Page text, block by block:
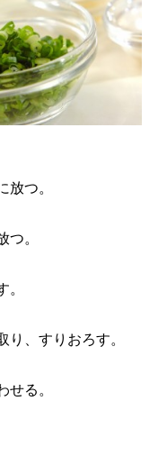
放つ。
つ。
。
、すりおろす。
せる。